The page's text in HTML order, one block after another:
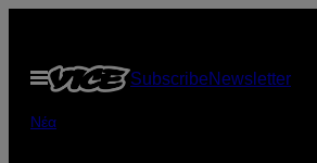
περιεχόμενο
Ανοίξτε
το
SubscribeNewsletter
Νέα